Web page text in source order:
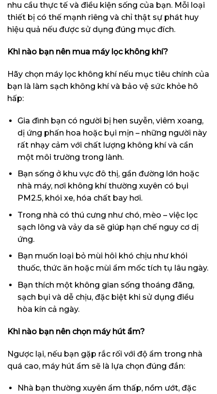
nhu cầu thực tế và điều kiện sống của bạn. Mỗi loại
thiết bị có thế mạnh riêng và chỉ thật sự phát huy
hiệu quả nếu được sử dụng đúng mục đích.
Khi nào bạn nên mua máy lọc không khí?
Hãy chọn máy lọc không khí nếu mục tiêu chính của
bạn là làm sạch không khí và bảo vệ sức khỏe hô
hấp:
Gia đình bạn có người bị hen suyễn, viêm xoang,
dị ứng phấn hoa hoặc bụi mịn – những người này
rất nhạy cảm với chất lượng không khí và cần
một môi trường trong lành.
Bạn sống ở khu vực đô thị, gần đường lớn hoặc
nhà máy, nơi không khí thường xuyên có bụi
PM2.5, khói xe, hóa chất bay hơi.
Trong nhà có thú cưng như chó, mèo – việc lọc
sạch lông và vảy da sẽ giúp hạn chế nguy cơ dị
ứng.
Bạn muốn loại bỏ mùi hôi khó chịu như khói
thuốc, thức ăn hoặc mùi ẩm mốc tích tụ lâu ngày.
Bạn thích một không gian sống thoáng đãng,
sạch bụi và dễ chịu, đặc biệt khi sử dụng điều
hòa kín cả ngày.
Khi nào bạn nên chọn máy hút ẩm?
Ngược lại, nếu bạn gặp rắc rối với độ ẩm trong nhà
quá cao, máy hút ẩm sẽ là lựa chọn đúng đắn:
Nhà bạn thường xuyên ẩm thấp, nồm ướt, đặc